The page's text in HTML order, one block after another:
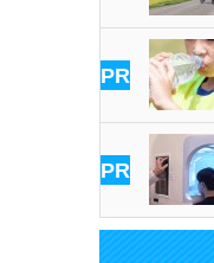
PR
PR